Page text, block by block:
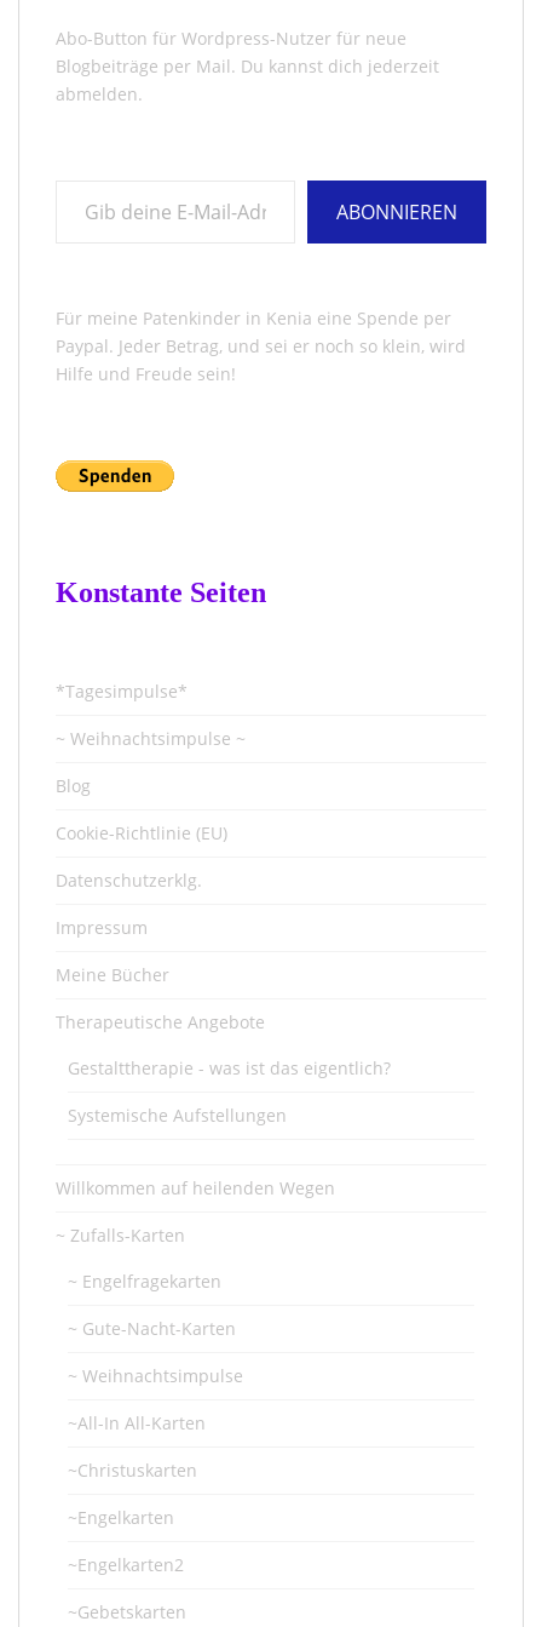
Abo-Button für Wordpress-Nutzer für neue
Blogbeiträge per Mail. Du kannst dich jederzeit
abmelden.
ABONNIEREN
Für meine Patenkinder in Kenia eine Spende per
Paypal. Jeder Betrag, und sei er noch so klein, wird
Hilfe und Freude sein!
Konstante Seiten
*Tagesimpulse*
~ Weihnachtsimpulse ~
Blog
Cookie-Richtlinie (EU)
Datenschutzerklg.
Impressum
Meine Bücher
Therapeutische Angebote
Gestalttherapie - was ist das eigentlich?
Systemische Aufstellungen
Willkommen auf heilenden Wegen
~ Zufalls-Karten
~ Engelfragekarten
~ Gute-Nacht-Karten
~ Weihnachtsimpulse
~All-In All-Karten
~Christuskarten
~Engelkarten
~Engelkarten2
~Gebetskarten